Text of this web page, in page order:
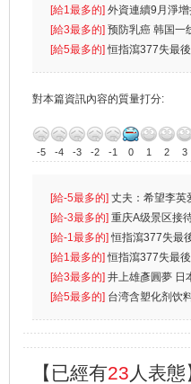
k）”项目
[給1最多的] 外資連續9月淨
[給3最多的] 预防乳癌 韩国一
[給5最多的]恒指瀉377失最
對本篇資訊內容的質量打分:
-5 -4 -3 -2 -1 0 1 2 3
[給-5最多的] 丈夫：希望李英
先
[給-3最多的] 重庆A级景区接
[給-1最多的]恒指瀉377失最
無
[給1最多的]恒指瀉377失最
[給3最多的] 井上雄彥圓夢 日
[給5最多的] 台湾含塑化剂饮
【已經有23 人表態